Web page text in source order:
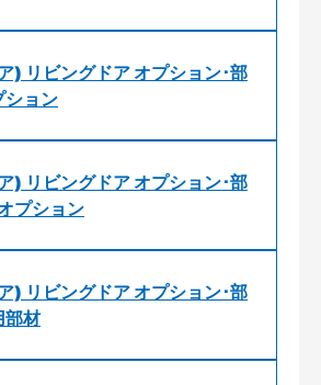
) リビングドア オプション･部
ション
) リビングドア オプション･部
プション
) リビングドア オプション･部
部材